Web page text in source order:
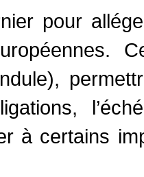
pour
à certains